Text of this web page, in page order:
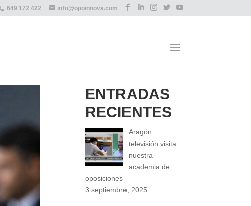
649 172 422 info@opoinnova.com
ENTRADAS
RECIENTES
Aragón
televisión visita
nuestra
academia de
oposiciones
3 septiembre, 2025